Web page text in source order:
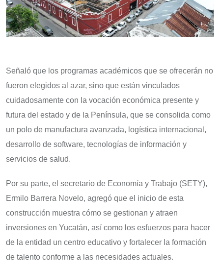
Señaló que los programas académicos que se ofrecerán no
fueron elegidos al azar, sino que están vinculados
cuidadosamente con la vocación económica presente y
futura del estado y de la Península, que se consolida como
un polo de manufactura avanzada, logística internacional,
desarrollo de software, tecnologías de información y
servicios de salud.
Por su parte, el secretario de Economía y Trabajo (SETY),
Ermilo Barrera Novelo, agregó que el inicio de esta
construcción muestra cómo se gestionan y atraen
inversiones en Yucatán, así como los esfuerzos para hacer
de la entidad un centro educativo y fortalecer la formación
de talento conforme a las necesidades actuales.